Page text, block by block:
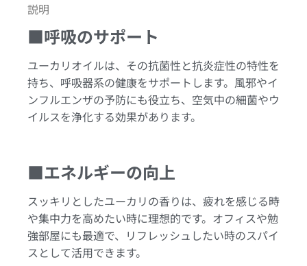
説明
■呼吸のサポート
ユーカリオイルは、その抗菌性と抗炎症性の特性を
持ち、呼吸器系の健康をサポートします。風邪やイ
ンフルエンザの予防にも役立ち、空気中の細菌やウ
イルスを浄化する効果があります。
■エネルギーの向上
スッキリとしたユーカリの香りは、疲れを感じる時
や集中力を高めたい時に理想的です。オフィスや勉
強部屋にも最適で、リフレッシュしたい時のスパイ
スとして活用できます。